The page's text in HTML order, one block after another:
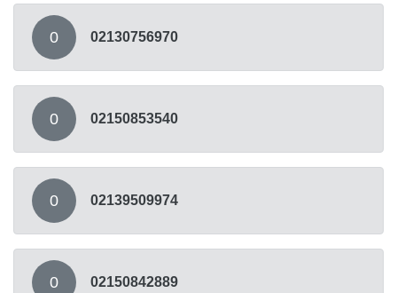
0 02130756970
0 02150853540
0 02139509974
0 02150842889